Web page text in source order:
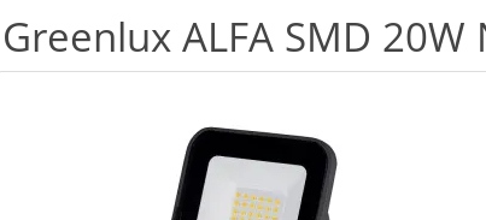
Greenlux ALFA SMD